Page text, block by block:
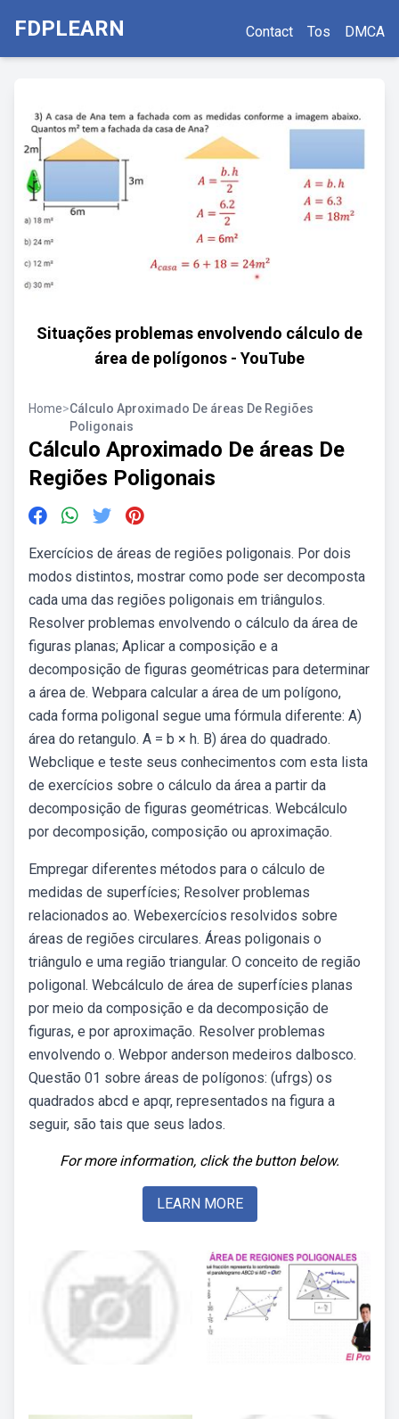
FDPLEARN Contact Tos DMCA
Situações problemas envolvendo cálculo de
área de polígonos - YouTube
Home>Cálculo Aproximado De áreas De Regiões
Poligonais
Cálculo Aproximado De áreas De
Regiões Poligonais
Exercícios de áreas de regiões poligonais. Por dois
modos distintos, mostrar como pode ser decomposta
cada uma das regiões poligonais em triângulos.
Resolver problemas envolvendo o cálculo da área de
figuras planas; Aplicar a composição e a
decomposição de figuras geométricas para determinar
a área de. Webpara calcular a área de um polígono,
cada forma poligonal segue uma fórmula diferente: A)
área do retangulo. A = b × h. B) área do quadrado.
Webclique e teste seus conhecimentos com esta lista
de exercícios sobre o cálculo da área a partir da
decomposição de figuras geométricas. Webcálculo
por decomposição, composição ou aproximação.
Empregar diferentes métodos para o cálculo de
medidas de superfícies; Resolver problemas
relacionados ao. Webexercícios resolvidos sobre
áreas de regiões circulares. Áreas poligonais o
triângulo e uma região triangular. O conceito de região
poligonal. Webcálculo de área de superfícies planas
por meio da composição e da decomposição de
figuras, e por aproximação. Resolver problemas
envolvendo o. Webpor anderson medeiros dalbosco.
Questão 01 sobre áreas de polígonos: (ufrgs) os
quadrados abcd e apqr, representados na figura a
seguir, são tais que seus lados.
For more information, click the button below.
LEARN MORE